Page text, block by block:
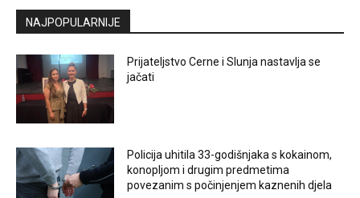
NAJPOPULARNIJE
Prijateljstvo Cerne i Slunja nastavlja se
jačati
Policija uhitila 33-godišnjaka s kokainom,
konopljom i drugim predmetima
povezanim s počinjenjem kaznenih djela